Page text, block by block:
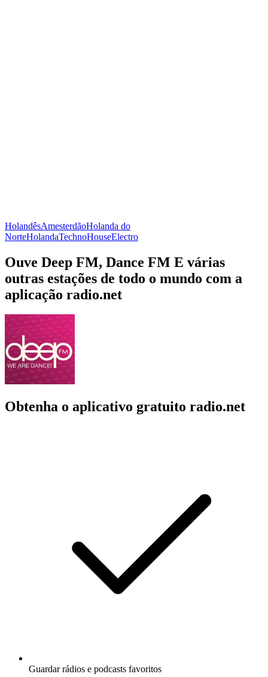
HolandêsAmesterdãoHolanda do
NorteHolandaTechnoHouseElectro
Ouve Deep FM, Dance FM E várias
outras estações de todo o mundo com a
aplicação radio.net
Obtenha o aplicativo gratuito radio.net
Guardar rádios e podcasts favoritos